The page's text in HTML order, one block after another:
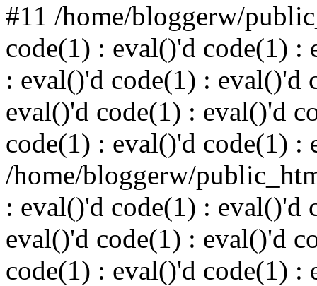
#11 /home/bloggerw/
code(1) : eval()'d code(1) :
: eval()'d code(1) : eval()'d
eval()'d code(1) : eval()'d
code(1) : eval()'d code(1) :
/home/bloggerw/
: eval()'d code(1) : eval()'d
eval()'d code(1) : eval()'d
code(1) : eval()'d code(1) :